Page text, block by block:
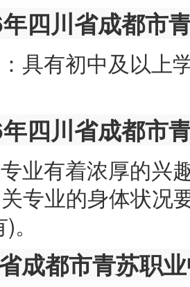
四川省成都市
具有初中及以上
四川省成都市
业有着浓厚的兴
专业的身体状况
成都市青苏职